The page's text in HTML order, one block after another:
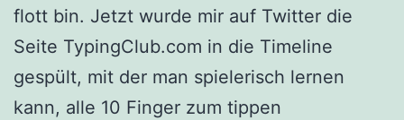
flott bin. Jetzt wurde mir auf Twitter die
Seite TypingClub.com in die Timeline
gespült, mit der man spielerisch lernen
kann, alle 10 Finger zum tippen